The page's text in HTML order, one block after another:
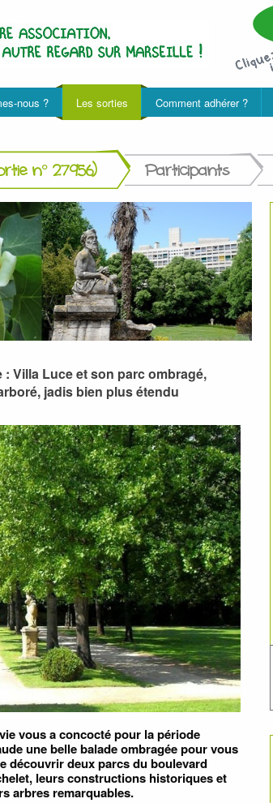
nous ? Les sorties Comment adhérer ?
n° 27956) Participants
Villa Luce et son parc ombragé,
jadis bien plus étendu
vous a concocté pour la période
une belle balade ombragée pour vous
découvrir deux parcs du boulevard
leurs constructions historiques et
arbres remarquables.